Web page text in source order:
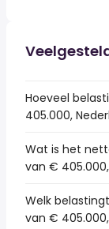
Hoeveel
405.000,
Wat is het
van €
Welk
van €